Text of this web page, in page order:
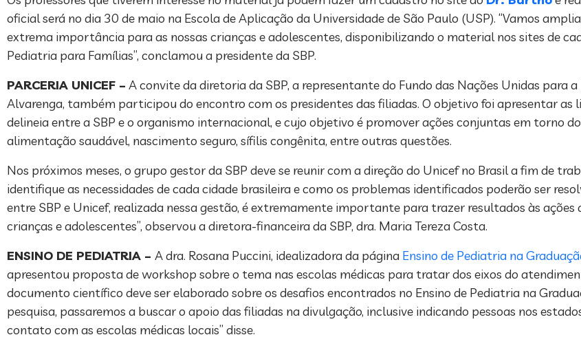
oficial será no dia 30 de maio na Escola de Aplicação da Universidade de São Paulo (USP). “Vamos
extrema importância para as nossas crianças e adolescentes, disponibilizando o material nos sites de
Pediatria para Famílias”, conclamou a presidente da SBP.
PARCERIA UNICEF – A convite da diretoria da SBP, a representante do Fundo das Nações Unidas para
Alvarenga, também participou do encontro com os presidentes das filiadas. O objetivo foi apresentar as
delineia entre a SBP e o organismo internacional, e cujo objetivo é promover ações conjuntas em torno
alimentação saudável, nascimento seguro, sífilis congênita, entre outras questões.
Nos próximos meses, o grupo gestor da SBP deve se reunir com a direção do Unicef no Brasil a fim de
identifique as necessidades de cada cidade brasileira e como os problemas identificados poderão ser
entre SBP e Unicef, realizada nessa gestão, é extremamente importante para trazer resultados às ações
crianças e adolescentes”, observou a diretora-financeira da SBP, dra. Maria Tereza Costa.
ENSINO DE PEDIATRIA – A dra. Rosana Puccini, idealizadora da página Ensino de Pediatria na
apresentou proposta de workshop sobre o tema nas escolas médicas para tratar dos eixos do
documento científico deve ser elaborado sobre os desafios encontrados no Ensino de Pediatria na
pesquisa, passaremos a buscar o apoio das filiadas na divulgação, inclusive indicando pessoas nos
contato com as escolas médicas locais” disse.